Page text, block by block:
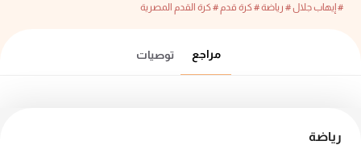
# إيهاب جلال# رياضة# كرة قدم # كرة القدم المصرية
مراجع توصيات
رياضة